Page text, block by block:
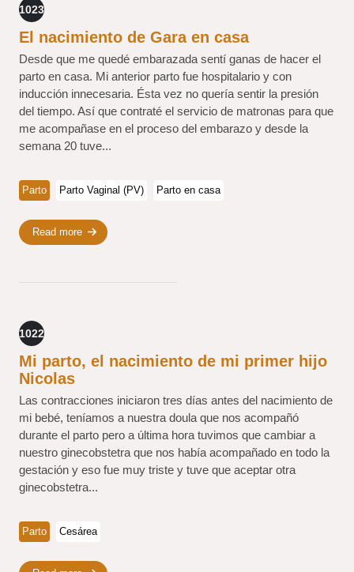
1023
El nacimiento de Gara en casa
Desde que me quedé embarazada sentí ganas de hacer el
parto en casa. Mi anterior parto fue hospitalario y con
inducción innecesaria. Ésta vez no quería sentir la presión
del tiempo. Así que contraté el servicio de matronas para que
me acompañase en el proceso del embarazo y desde la
semana 20 tuve...
Parto Parto Vaginal (PV) Parto en casa
Read more
1022
Mi parto, el nacimiento de mi primer hijo
Nicolas
Las contracciones iniciaron tres días antes del nacimiento de
mi bebé, teníamos a nuestra doula que nos acompañó
durante el parto pero a última hora tuvimos que cambiar a
nuestro ginecobstetra que nos había acompañado en todo la
gestación y eso fue muy triste y tuve que aceptar otra
ginecobstetra...
Parto Cesárea